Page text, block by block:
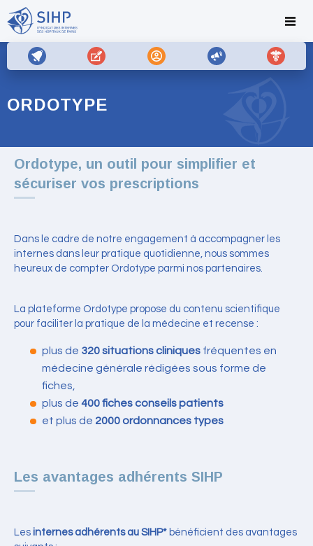
ORDOTYPE
Ordotype, un outil pour simplifier et
sécuriser vos prescriptions
Dans le cadre de notre engagement à accompagner les
internes dans leur pratique quotidienne, nous sommes
heureux de compter Ordotype parmi nos partenaires.
La plateforme Ordotype propose du contenu scientifique
pour faciliter la pratique de la médecine et recense :
plus de 320 situations cliniques fréquentes en
médecine générale rédigées sous forme de
fiches,
plus de 400 fiches conseils patients
et plus de 2000 ordonnances types
Les avantages adhérents SIHP
Les internes adhérents au SIHP* bénéficient des avantages